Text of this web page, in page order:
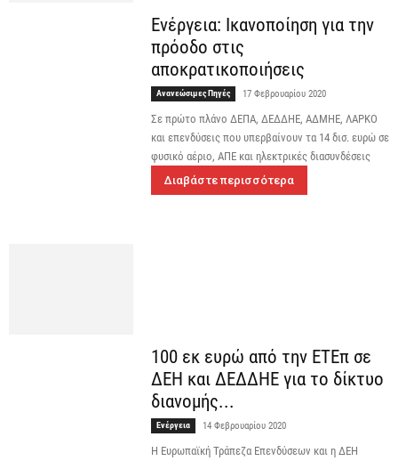
Ενέργεια: Ικανοποίηση για την
πρόοδο στις
αποκρατικοποιήσεις
Ανανεώσιμες Πηγές 17 Φεβρουαρίου 2020
Σε πρώτο πλάνο ΔΕΠΑ, ΔΕΔΔΗΕ, ΑΔΜΗΕ, ΛΑΡΚΟ
και επενδύσεις που υπερβαίνουν τα 14 δισ. ευρώ σε
φυσικό αέριο, ΑΠΕ και ηλεκτρικές διασυνδέσεις
Διαβάστε περισσότερα
100 εκ ευρώ από την ΕΤΕπ σε
ΔΕΗ και ΔΕΔΔΗΕ για το δίκτυο
διανομής...
Ενέργεια 14 Φεβρουαρίου 2020
Η Ευρωπαϊκή Τράπεζα Επενδύσεων και η ΔΕΗ